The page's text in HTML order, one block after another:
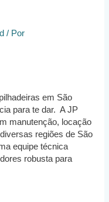
/ Por
em São
para te dar. A JP
manutenção, locação
regiões de São
equipe técnica
robusta para